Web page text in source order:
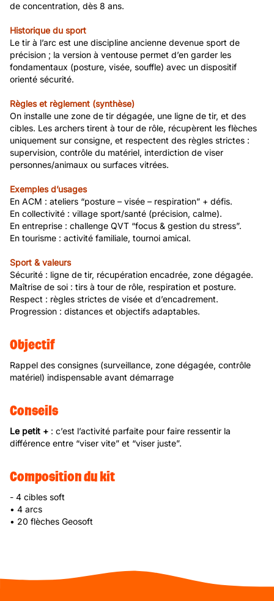
de concentration, dès 8 ans.
Historique du sport
Le tir à l’arc est une discipline ancienne devenue sport de
précision ; la version à ventouse permet d’en garder les
fondamentaux (posture, visée, souffle) avec un dispositif
orienté sécurité.
Règles et règlement (synthèse)
On installe une zone de tir dégagée, une ligne de tir, et des
cibles. Les archers tirent à tour de rôle, récupèrent les flèches
uniquement sur consigne, et respectent des règles strictes :
supervision, contrôle du matériel, interdiction de viser
personnes/animaux ou surfaces vitrées.
Exemples d’usages
En ACM : ateliers “posture – visée – respiration” + défis.
En collectivité : village sport/santé (précision, calme).
En entreprise : challenge QVT “focus & gestion du stress”.
En tourisme : activité familiale, tournoi amical.
Sport & valeurs
Sécurité : ligne de tir, récupération encadrée, zone dégagée.
Maîtrise de soi : tirs à tour de rôle, respiration et posture.
Respect : règles strictes de visée et d’encadrement.
Progression : distances et objectifs adaptables.
Objectif
Rappel des consignes (surveillance, zone dégagée, contrôle
matériel) indispensable avant démarrage
Conseils
Le petit + : c’est l’activité parfaite pour faire ressentir la
différence entre “viser vite” et “viser juste”.
Composition du kit
- 4 cibles soft
• 4 arcs
• 20 flèches Geosoft